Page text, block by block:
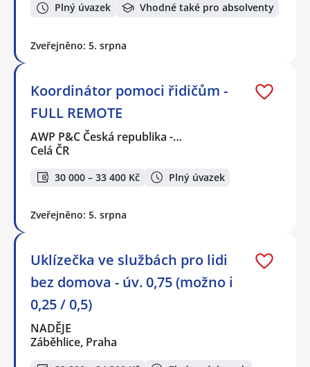
Plný úvazek Vhodné také pro absolventy
Zveřejněno: 5. srpna
Koordinátor pomoci řidičům -
FULL REMOTE
AWP P&C Česká republika -…
Celá ČR
30 000 – 33 400 Kč Plný úvazek
Zveřejněno: 5. srpna
Uklízečka ve službách pro lidi
bez domova - úv. 0,75 (možno i
0,25 / 0,5)
NADĚJE
Záběhlice, Praha